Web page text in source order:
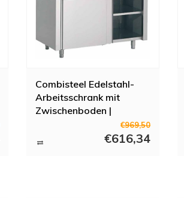
Combisteel Edelstahl-
Arbeitsschrank mit
Zwischenboden |
€969,50
€616,34